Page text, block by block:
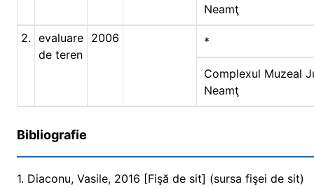
Neamţ
2. evaluare
de teren
2006 *
Complexul Muzeal
Neamţ
Bibliografie
1. Diaconu, Vasile, 2016 [Fişă de sit] (sursa fişei de sit)